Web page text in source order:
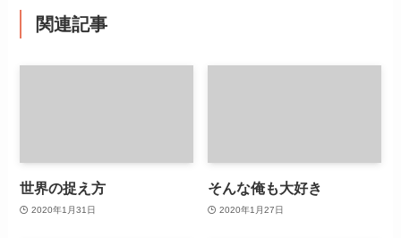
関連記事
世界の捉え方
2020年1月31日
そんな俺も大好き
2020年1月27日